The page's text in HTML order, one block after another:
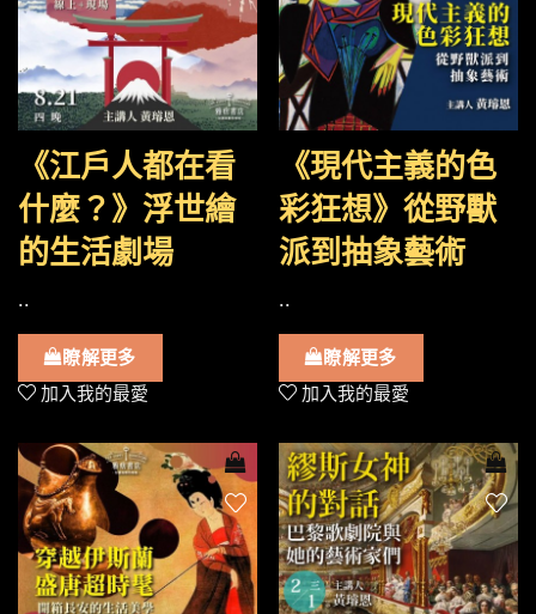
《江戶人都在看
什麼？》浮世繪
的生活劇場
..
瞭解更多
加入我的最愛
《現代主義的色
彩狂想》從野獸
派到抽象藝術
..
瞭解更多
加入我的最愛